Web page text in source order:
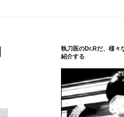
執刀医のDr.Rだ、様々
紹介する